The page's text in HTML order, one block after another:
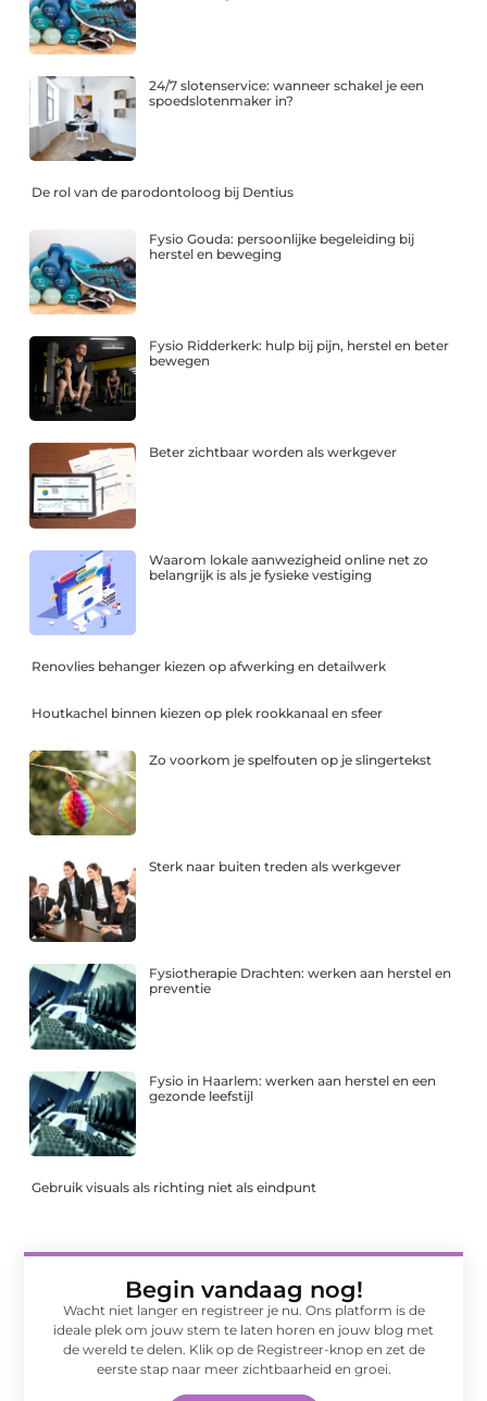
24/7 slotenservice: wanneer schakel je een
spoedslotenmaker in?
De rol van de parodontoloog bij Dentius
Fysio Gouda: persoonlijke begeleiding bij
herstel en beweging
Fysio Ridderkerk: hulp bij pijn, herstel en beter
bewegen
Beter zichtbaar worden als werkgever
Waarom lokale aanwezigheid online net zo
belangrijk is als je fysieke vestiging
Renovlies behanger kiezen op afwerking en detailwerk
Houtkachel binnen kiezen op plek rookkanaal en sfeer
Zo voorkom je spelfouten op je slingertekst
Sterk naar buiten treden als werkgever
Fysiotherapie Drachten: werken aan herstel en
preventie
Fysio in Haarlem: werken aan herstel en een
gezonde leefstijl
Gebruik visuals als richting niet als eindpunt
Begin vandaag nog!
Wacht niet langer en registreer je nu. Ons platform is de
ideale plek om jouw stem te laten horen en jouw blog met
de wereld te delen. Klik op de Registreer-knop en zet de
eerste stap naar meer zichtbaarheid en groei.